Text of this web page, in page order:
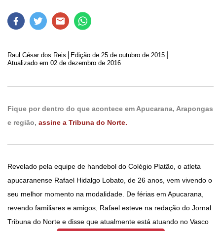
Raul César dos Reis Edição de 25 de outubro de 2015
Atualizado em 02 de dezembro de 2016
Fique por dentro do que acontece em Apucarana, Arapongas
e região, assine a Tribuna do Norte.
Revelado pela equipe de handebol do Colégio Platão, o atleta
apucaranense Rafael Hidalgo Lobato, de 26 anos, vem vivendo o
seu melhor momento na modalidade. De férias em Apucarana,
revendo familiares e amigos, Rafael esteve na redação do Jornal
Tribuna do Norte e disse que atualmente está atuando no Vasco